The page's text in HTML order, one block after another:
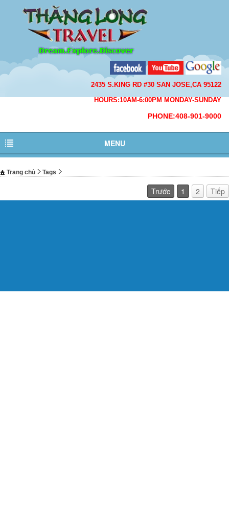
2435 S.KING RD #30 SAN JOSE,CA 95122
HOURS:10AM-6:00PM MONDAY-SUNDAY
PHONE:408-901-9000
MENU
Trang chủ Tags
Trước 1 2 Tiếp